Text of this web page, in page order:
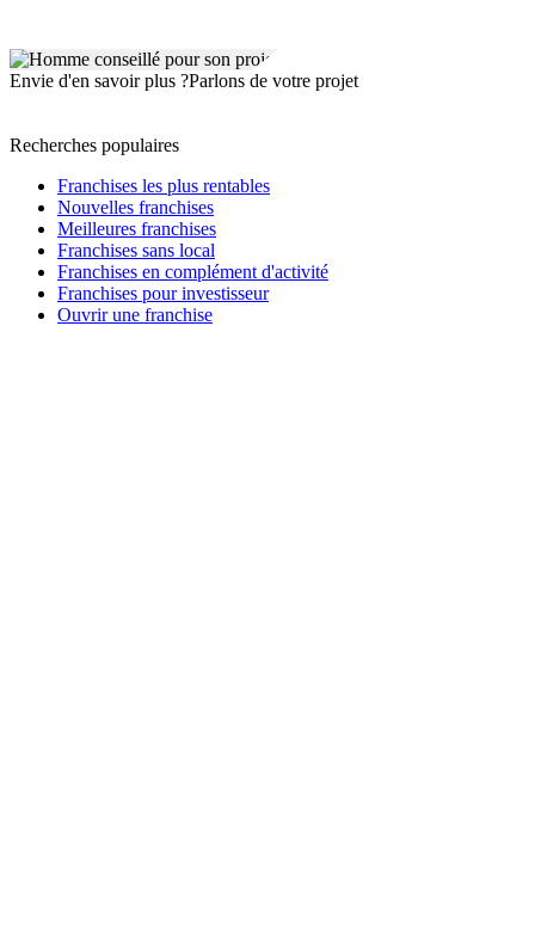
Envie d'en savoir plus ?Parlons de votre projet
Recherches populaires
Franchises les plus rentables
Nouvelles franchises
Meilleures franchises
Franchises sans local
Franchises en complément d'activité
Franchises pour investisseur
Ouvrir une franchise